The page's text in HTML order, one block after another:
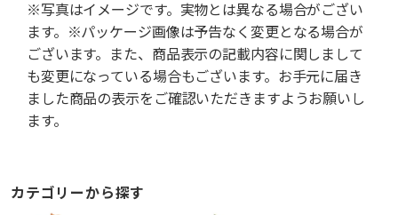
※写真はイメージです。実物とは異なる場合がござい
ます。※パッケージ画像は予告なく変更となる場合が
ございます。また、商品表示の記載内容に関しまして
も変更になっている場合もございます。お手元に届き
ました商品の表示をご確認いただきますようお願いし
ます。
カテゴリーから探す